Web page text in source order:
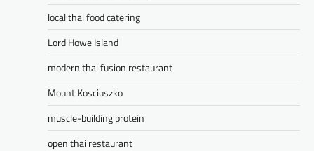
local thai food catering
Lord Howe Island
modern thai fusion restaurant
Mount Kosciuszko
muscle-building protein
open thai restaurant